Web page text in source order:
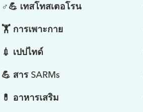
♂💪 เทสโทสเตอโรน
🏋️ การเพาะกาย
💉 เปปไทด์
💪 สาร SARMs
💊 อาหารเสริม